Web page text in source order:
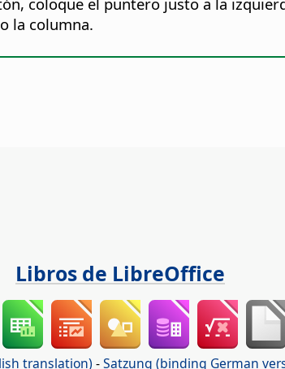
la columna.
Libros de LibreOffice
translation) -Satzung (binding German